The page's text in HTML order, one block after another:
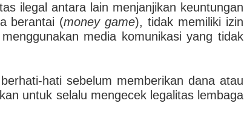
ilegal antara lain menjanjikan keuntungan
berantai (money game), tidak memiliki izin
media komunikasi yang tidak
hati sebelum memberikan dana atau
untuk selalu mengecek legalitas lembaga